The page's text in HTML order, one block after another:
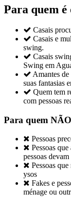
Para quem é
 Casais
 Casais e
swing.
 Casais
Swing em
 Amantes de
suas fantasias
 Quem tem
com pessoas
Para quem
 Pessoas
 Pessoas
pessoas
 Pessoas
ysos
 Fakes e
ménage ou